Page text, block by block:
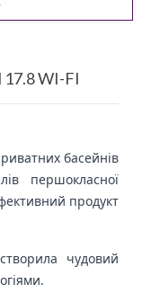
17.8 WI-FI
басейнів
першокласної
продукт
чудовий